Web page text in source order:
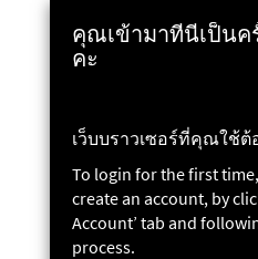
คุณเข้ามาที่นี่เป็นค
คะ
เว็บบราวเซอร์ที่คุณใช้
To login for the first
create an account, by
Account’ tab and
process.